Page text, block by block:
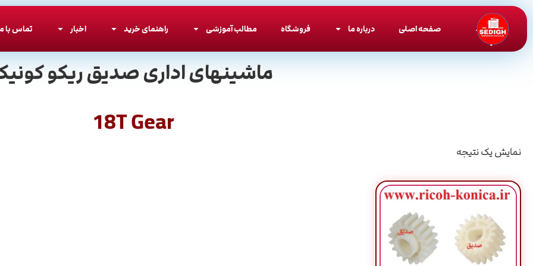
صفحه اصلی درباره ما فروشگاه مطالب آموزشی راهنمای خرید اخبار تماس با
ماشینهای اداری صدیق ریکو
18T Gear
نمایش یک نتیجه